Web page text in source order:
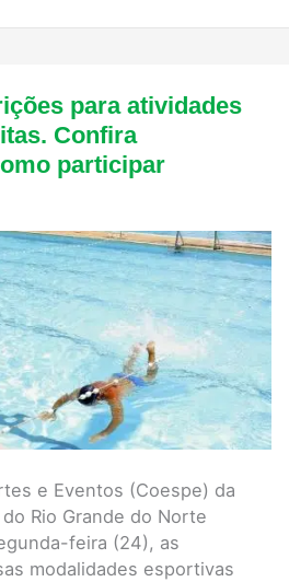
para atividades
Confira
participar
e Eventos (Coespe) da
Rio Grande do Norte
feira (24), as
modalidades esportivas
UFRN
abre
inscrições
para
atividades
esportivas
modalidades
e
como
participar